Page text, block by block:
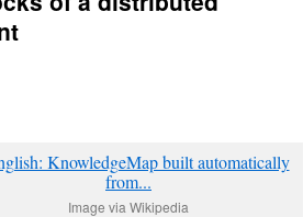
Image via Wikipedia